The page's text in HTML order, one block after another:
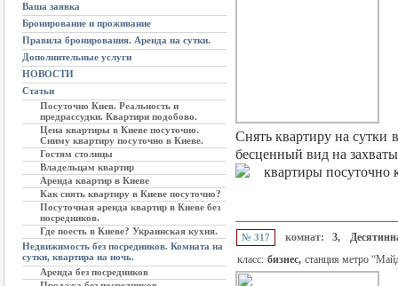
Ваша заявка
Бронирование и проживание
Правила бронирования. Аренда на сутки.
Дополнительные услуги
НОВОСТИ
Статьи
Посуточно Киев. Реальность и
предрассудки. Квартири подобово.
Цена квартиры в Киеве посуточно.
Сниму квартиру посуточно в Киеве.
Гостям столицы
Владельцам квартир
Аренда квартир в Киеве
Как снять квартиру в Киеве посуточно?
Посуточная аренда квартир в Киеве без
посредников.
Где поесть в Киеве? Украинская кухня.
Недвижимость без посредников. Комната на
сутки, квартира на ночь.
Аренда без посредников
Снять квартиру на сутки
бесценный вид на
№ 317 комнат: 3,
класс: бизнес, станция метро